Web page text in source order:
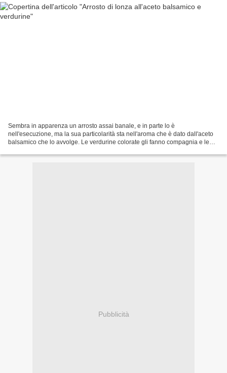
Sembra in apparenza un arrosto assai banale, e in parte lo è
nell'esecuzione, ma la sua particolarità sta nell'aroma che è dato dall'aceto
balsamico che lo avvolge. Le verdurine colorate gli fanno compagnia e le
Pubblicità